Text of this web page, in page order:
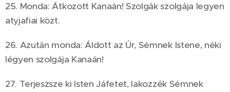
25. Monda: Átkozott Kanaán! Szolgák szolgája legyen
atyjafiai közt.
26. Azután monda: Áldott az Úr, Sémnek Istene, néki
légyen szolgája Kanaán!
27. Terjeszsze ki Isten Jáfetet, lakozzék Sémnek